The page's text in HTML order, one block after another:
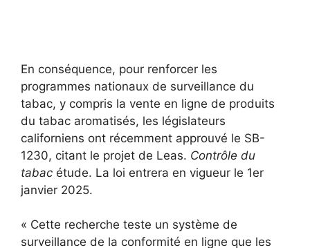
En conséquence, pour renforcer les
programmes nationaux de surveillance du
tabac, y compris la vente en ligne de produits
du tabac aromatisés, les législateurs
californiens ont récemment approuvé le SB-
1230, citant le projet de Leas. Contrôle du
tabac étude. La loi entrera en vigueur le 1er
janvier 2025.
« Cette recherche teste un système de
surveillance de la conformité en ligne que les